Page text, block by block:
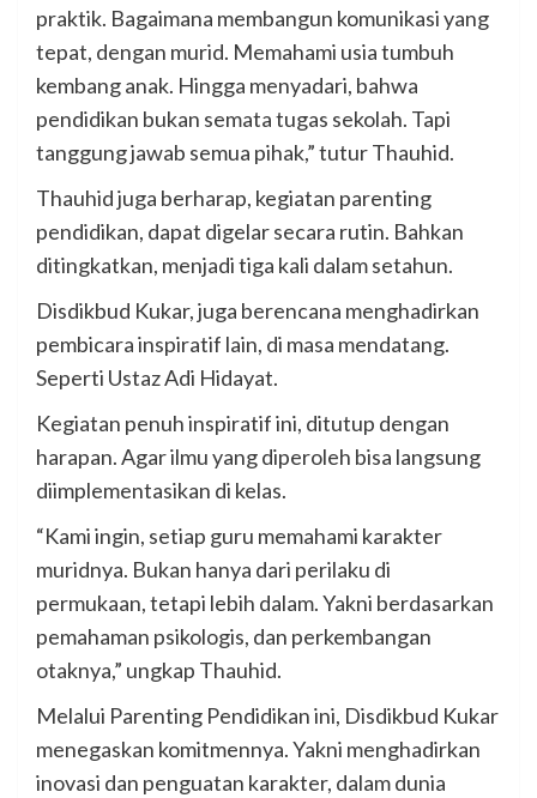
praktik. Bagaimana membangun komunikasi yang
tepat, dengan murid. Memahami usia tumbuh
kembang anak. Hingga menyadari, bahwa
pendidikan bukan semata tugas sekolah. Tapi
tanggung jawab semua pihak,” tutur Thauhid.
Thauhid juga berharap, kegiatan parenting
pendidikan, dapat digelar secara rutin. Bahkan
ditingkatkan, menjadi tiga kali dalam setahun.
Disdikbud Kukar, juga berencana menghadirkan
pembicara inspiratif lain, di masa mendatang.
Seperti Ustaz Adi Hidayat.
Kegiatan penuh inspiratif ini, ditutup dengan
harapan. Agar ilmu yang diperoleh bisa langsung
diimplementasikan di kelas.
“Kami ingin, setiap guru memahami karakter
muridnya. Bukan hanya dari perilaku di
permukaan, tetapi lebih dalam. Yakni berdasarkan
pemahaman psikologis, dan perkembangan
otaknya,” ungkap Thauhid.
Melalui Parenting Pendidikan ini, Disdikbud Kukar
menegaskan komitmennya. Yakni menghadirkan
inovasi dan penguatan karakter, dalam dunia